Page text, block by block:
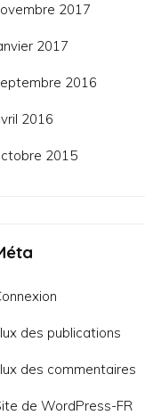
2017
2017
2016
2016
2015
des publications
des commentaires
de WordPress-FR